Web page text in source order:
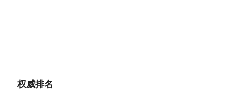
权威排名